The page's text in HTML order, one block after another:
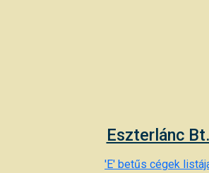
Eszterlánc Bt.
'E' betűs cégek